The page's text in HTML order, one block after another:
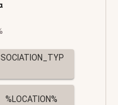
%LOCATION%